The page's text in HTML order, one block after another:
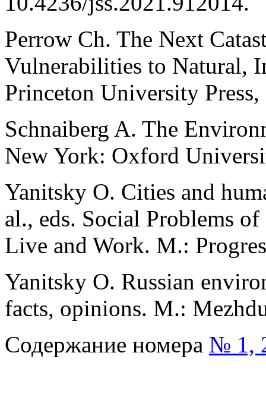
Perrow Ch. The Next
Vulnerabilities to Natural,
Princeton University Press,
Schnaiberg A. The
New York: Oxford
Yanitsky O. Cities and
al., eds. Social Problems
Live and Work. M.:
Yanitsky O. Russian
facts, opinions. M.:
Содержание номера № 1,